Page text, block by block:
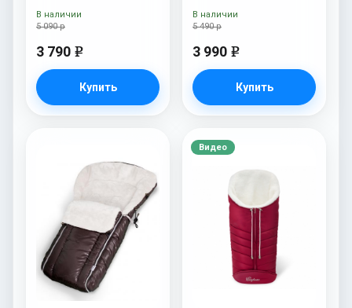
5 090 р
3 790 e
Купить
В наличии
5 490 р
3 990 e
Купить
В наличии
Видео